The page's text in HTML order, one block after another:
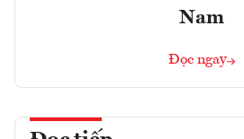
Nam
Đọc ngay